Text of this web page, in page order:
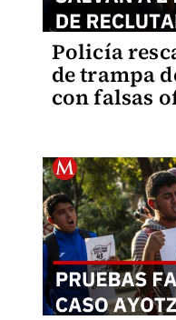
Policía
de trampa
con falsas